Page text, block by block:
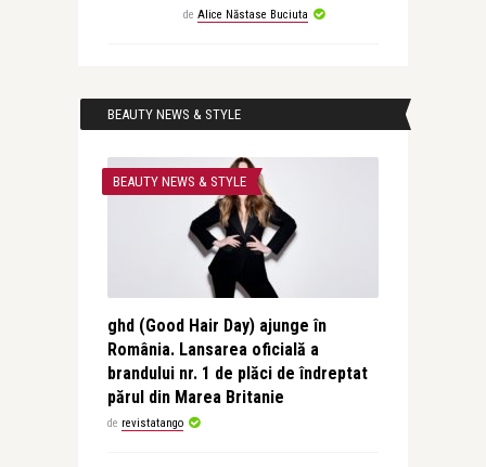
de Alice Năstase Buciuta
BEAUTY NEWS & STYLE
BEAUTY NEWS & STYLE
ghd (Good Hair Day) ajunge în
România. Lansarea oficială a
brandului nr. 1 de plăci de îndreptat
părul din Marea Britanie
de revistatango